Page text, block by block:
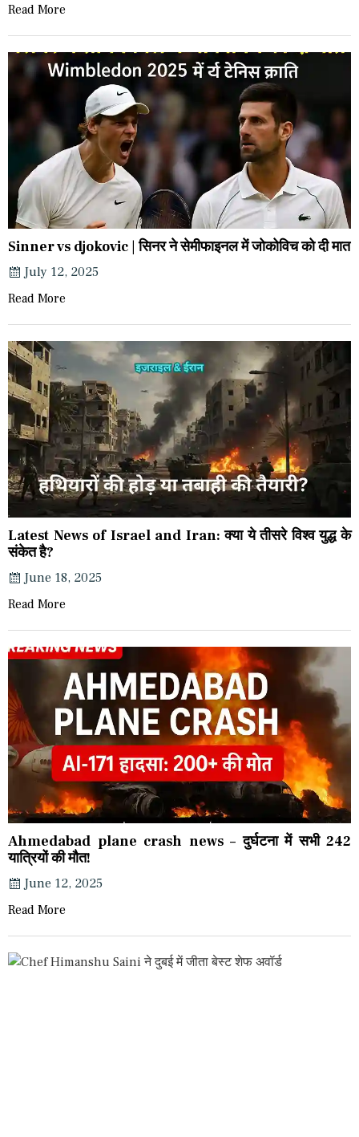
Read More
Sinner vs djokovic | सिनर ने सेमीफाइनल में जोकोविच को दी मात
July 12, 2025
Read More
Latest News of Israel and Iran: क्या ये तीसरे विश्व युद्ध के
संकेत है?
June 18, 2025
Read More
Ahmedabad plane crash news – दुर्घटना में सभी 242
यात्रियों की मौत!
June 12, 2025
Read More